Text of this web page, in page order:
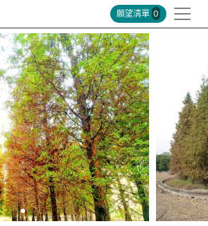
願望清單 0